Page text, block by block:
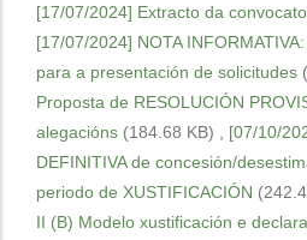
[17/07/2024] Extracto da
[17/07/2024] NOTA
para a presentación de solicitudes
Proposta de RESOLUCIÓN
alegacións (184.68 KB)
[07/10/
DEFINITIVA de concesión/
periodo de XUSTIFICACIÓN
II (B) Modelo xustificación e